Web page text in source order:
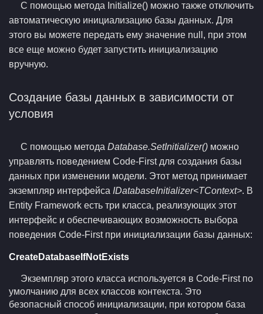
С помощью метода Initialize() можно также отключить
автоматическую инициализацию базы данных. Для
этого вы можете передать ему значение null, при этом
все еще можно будет запустить инициализацию
вручную.
Создание базы данных в зависимости от
условия
С помощью метода Database.SetInitializer() можно
управлять поведением Code-First для создания базы
данных при изменении модели. Этот метод принимает
экземпляр интерфейса IDatabaseInitializer<TContext>. В
Entity Framework есть три класса, реализующих этот
интерфейс и обеспечивающих возможность выбора
поведения Code-First при инициализации базы данных:
CreateDatabaseIfNotExists
Экземпляр этого класса используется в Code-First по
умолчанию для всех классов контекста. Это
безопасный способ инициализации, при котором база